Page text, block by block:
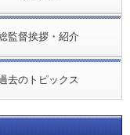
監督挨拶・紹介
去のトピックス